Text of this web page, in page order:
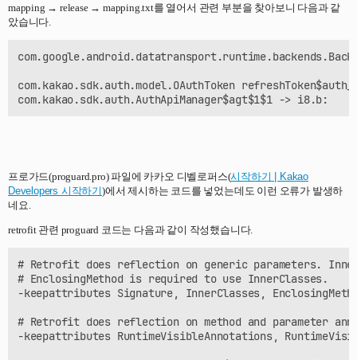
mapping → release → mapping.txt를 열어서 관련 부분을 찾아보니 다음과 같
았습니다.
com.kakao.sdk.auth.model.OAuthToken
프로가드(proguard.pro) 파일에 카카오 디벨로퍼스(시작하기 | Kakao
Developers 시작하기)에서 제시하는 코드를 넣었는데도 이런 오류가 발생하
네요.
retrofit 관련 proguard 코드는 다음과 같이 작성했습니다.
# Retrofit does reflection on generic parameters.
# EnclosingMethod is required to use InnerClasses.
-keepattributes Signature, InnerClasses,
# Retrofit does reflection on method and parameter
-keepattributes RuntimeVisibleAnnotations,